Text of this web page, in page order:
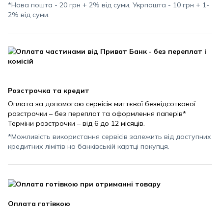
*Нова пошта - 20 грн + 2% від суми, Укрпошта - 10 грн + 1-
2% від суми.
Розстрочка та кредит
Оплата за допомогою сервісів миттєвої безвідсоткової
розстрочки – без переплат та оформлення паперів*
Терміни розстрочки – від 6 до 12 місяців.
*Можливість використання сервісів залежить від доступних
кредитних лімітів на банківській картці покупця.
Оплата готівкою